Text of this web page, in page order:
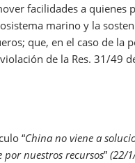
facilidades a quienes
marino y la
que, en el caso de la
de la Res. 31/49
“China no viene a
por nuestros recursos”(22/